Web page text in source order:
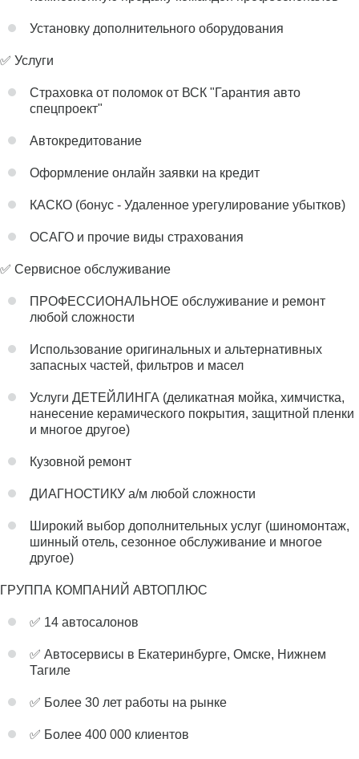
Установку дополнительного оборудования
✅ Услуги
Страховка от поломок от ВСК "Гарантия авто
спецпроект"
Автокредитование
Оформление онлайн заявки на кредит
КАСКО (бонус - Удаленное урегулирование убытков)
ОСАГО и прочие виды страхования
✅ Сервисное обслуживание
ПРОФЕССИОНАЛЬНОЕ обслуживание и ремонт
любой сложности
Использование оригинальных и альтернативных
запасных частей, фильтров и масел
Услуги ДЕТЕЙЛИНГА (деликатная мойка, химчистка,
нанесение керамического покрытия, защитной пленки
и многое другое)
Кузовной ремонт
ДИАГНОСТИКУ а/м любой сложности
Широкий выбор дополнительных услуг (шиномонтаж,
шинный отель, сезонное обслуживание и многое
другое)
ГРУППА КОМПАНИЙ АВТОПЛЮС
✅ 14 автосалонов
✅ Автосервисы в Екатеринбурге, Омске, Нижнем
Тагиле
✅ Более 30 лет работы на рынке
✅ Более 400 000 клиентов